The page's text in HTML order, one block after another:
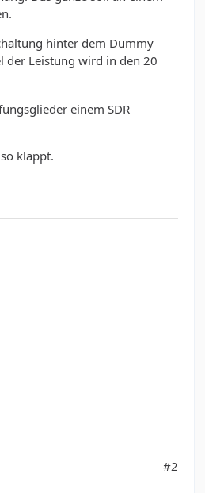
hinter dem Dummy
der Leistung wird in den 20
einem SDR
klappt.
#2